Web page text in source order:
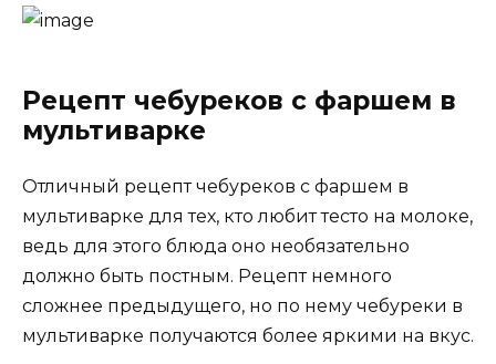
Рецепт чебуреков с фаршем в
мультиварке
Отличный рецепт чебуреков с фаршем в
мультиварке для тех, кто любит тесто на молоке,
ведь для этого блюда оно необязательно
должно быть постным. Рецепт немного
сложнее предыдущего, но по нему чебуреки в
мультиварке получаются более яркими на вкус.